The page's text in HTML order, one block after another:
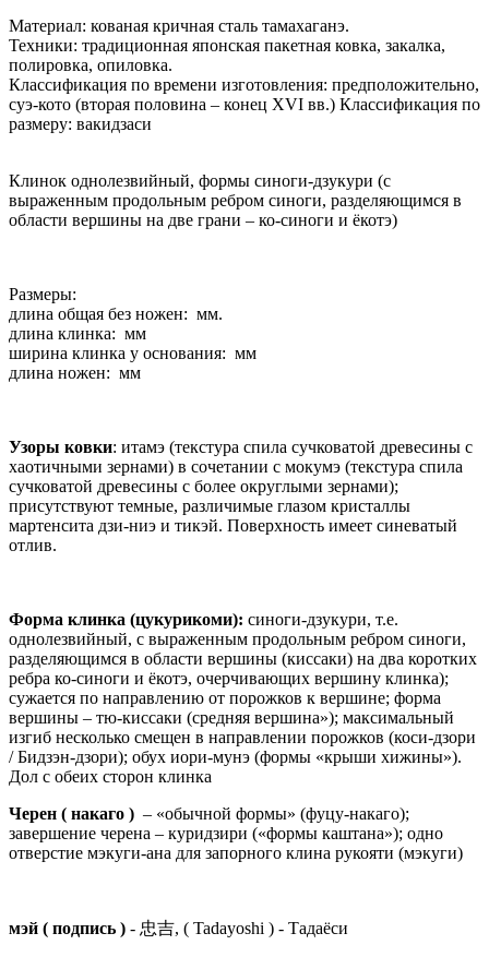
Материал: кованая кричная сталь тамахаганэ.
Техники: традиционная японская пакетная ковка, закалка,
полировка, опиловка.
Классификация по времени изготовления: предположительно,
суэ-кото (вторая половина – конец XVI вв.) Классификация по
размеру: вакидзаси
Клинок однолезвийный, формы синоги-дзукури (с
выраженным продольным ребром синоги, разделяющимся в
области вершины на две грани – ко-синоги и ёкотэ)
Размеры:
длина общая без ножен: мм.
длина клинка: мм
ширина клинка у основания: мм
длина ножен: мм
Узоры ковки: итамэ (текстура спила сучковатой древесины с
хаотичными зернами) в сочетании с мокумэ (текстура спила
сучковатой древесины с более округлыми зернами);
присутствуют темные, различимые глазом кристаллы
мартенсита дзи-ниэ и тикэй. Поверхность имеет синеватый
отлив.
Форма клинка (цукурикоми): синоги-дзукури, т.е.
однолезвийный, с выраженным продольным ребром синоги,
разделяющимся в области вершины (киссаки) на два коротких
ребра ко-синоги и ёкотэ, очерчивающих вершину клинка);
сужается по направлению от порожков к вершине; форма
вершины – тю-киссаки (средняя вершина»); максимальный
изгиб несколько смещен в направлении порожков (коси-дзори
/ Бидзэн-дзори); обух иори-мунэ (формы «крыши хижины»).
Дол с обеих сторон клинка
Черен ( накаго ) – «обычной формы» (фуцу-накаго);
завершение черена – куридзири («формы каштана»); одно
отверстие мэкуги-ана для запорного клина рукояти (мэкуги)
мэй ( подпись ) - 忠吉, ( Tadayoshi ) - Тадаёси